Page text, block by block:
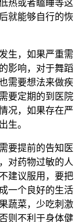
热或者瞌睡等这
就能够自行的恢
生，如果严重需
影响，对于舞蹈
需要想法来做疾
要定期的到医院
况，如果存在严
生。
要提前的告知医
对药物过敏的人
建议服用，要把
一个良好的生活
蔬菜，少吃刺激
则不利于身体健